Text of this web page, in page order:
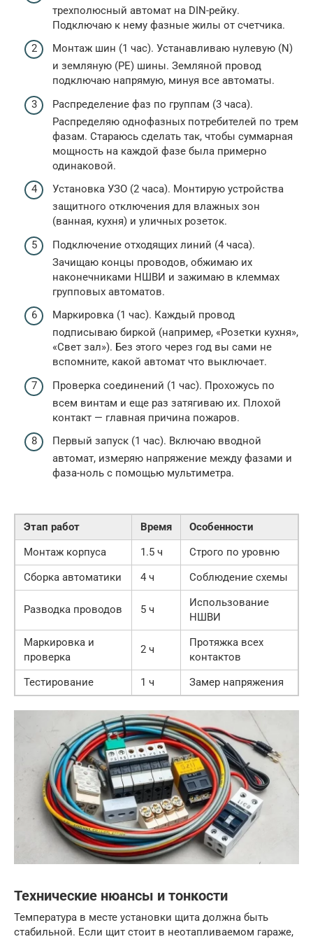
трехполюсный автомат на DIN-рейку.
Подключаю к нему фазные жилы от счетчика.
Монтаж шин (1 час). Устанавливаю нулевую (N)
и земляную (PE) шины. Земляной провод
подключаю напрямую, минуя все автоматы.
Распределение фаз по группам (3 часа).
Распределяю однофазных потребителей по трем
фазам. Стараюсь сделать так, чтобы суммарная
мощность на каждой фазе была примерно
одинаковой.
Установка УЗО (2 часа). Монтирую устройства
защитного отключения для влажных зон
(ванная, кухня) и уличных розеток.
Подключение отходящих линий (4 часа).
Зачищаю концы проводов, обжимаю их
наконечниками НШВИ и зажимаю в клеммах
групповых автоматов.
Маркировка (1 час). Каждый провод
подписываю биркой (например, «Розетки кухня»,
«Свет зал»). Без этого через год вы сами не
вспомните, какой автомат что выключает.
Проверка соединений (1 час). Прохожусь по
всем винтам и еще раз затягиваю их. Плохой
контакт — главная причина пожаров.
Первый запуск (1 час). Включаю вводной
автомат, измеряю напряжение между фазами и
фаза-ноль с помощью мультиметра.
Этап работ Время
Особенности
Монтаж корпуса
1.5 ч
Строго по уровню
Сборка автоматики
4 ч Соблюдение схемы
Разводка проводов 5 ч
Использование
НШВИ
Маркировка и
проверка
2 ч
Протяжка всех
контактов
Тестирование
1 ч Замер напряжения
Технические нюансы и тонкости
Температура в месте установки щита должна быть
стабильной. Если щит стоит в неотапливаемом гараже,